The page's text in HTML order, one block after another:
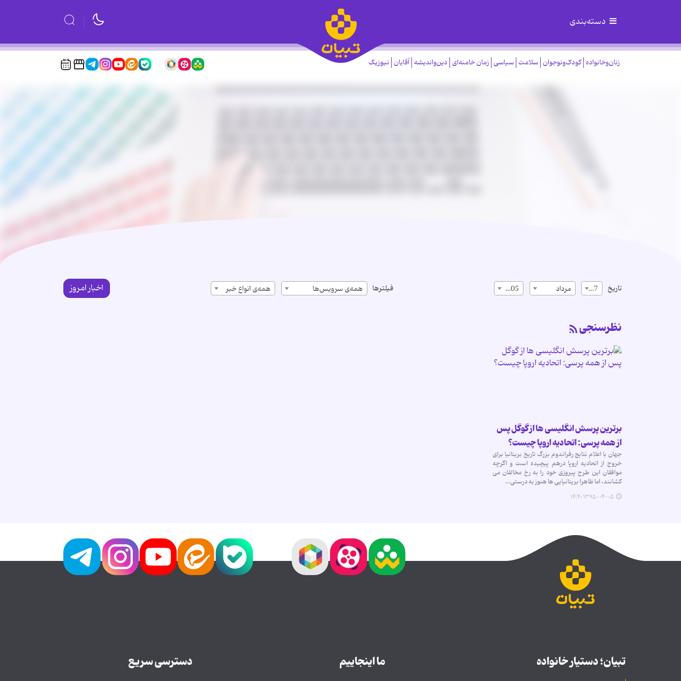
دسته‌بندی
زنان‌وخانواده کودک‌ونوجوان سلامت سیاسی زمان خامنه‌ای دین‌واندیشه آقایان نیوزیک
تاریخ 17 مرداد 1405 فیلترها همه‌ی سرویس‌ها همه‌ی انواع خبر اخبار امروز
نظرسنجی
برترین پرسش انگلیسی ها از گوگل پس
از همه پرسی: اتحادیه اروپا چیست؟
جهان با اعلام نتایج رفراندوم بزرگ تاریخ بریتانیا برای
خروج از اتحادیه اروپا درهم پیچیده است و اگرچه
موافقان این طرح پیروزی خود را به رخ مخالفان می
کشانند، اما ظاهرا بریتانیایی ها هنوز به درستی…
۱۳۹۵-۰۴-۰۵ ۱۴:۴۰
تبیان؛ دستیار خانواده ما اینجاییم دسترسی سریع